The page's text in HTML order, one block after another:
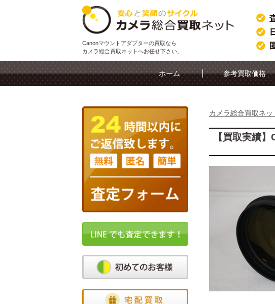
Canonマウントアダプターの買取なら
カメラ総合買取ネットへお任せ下さい。
ホーム 参考買取価格
カメラ総合買取ネッ
【買取実績